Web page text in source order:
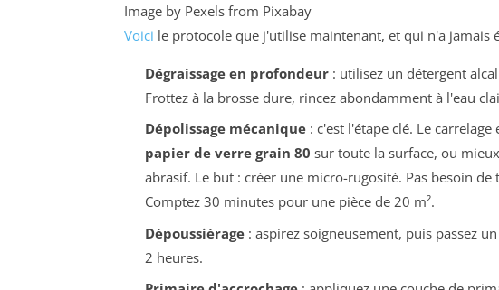
Image by Pexels from Pixabay
Voici le protocole que j'utilise maintenant, et qui n'a jamais
Dégraissage en profondeur: utilisez un détergent
Frottez à la brosse dure, rincez abondamment à l'eau
Dépolissage mécanique: c'est l'étape clé. Le carrelage
papier de verre grain 80 sur toute la surface, ou
abrasif. Le but : créer une micro-rugosité. Pas besoin
Comptez 30 minutes pour une pièce de 20 m².
Dépoussiérage: aspirez soigneusement, puis passez
2 heures.